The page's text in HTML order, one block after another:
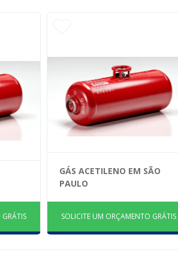
GÁS ACETILENO EM SÃO
PAULO
SOLICITE UM ORÇAMENTO GRÁTIS